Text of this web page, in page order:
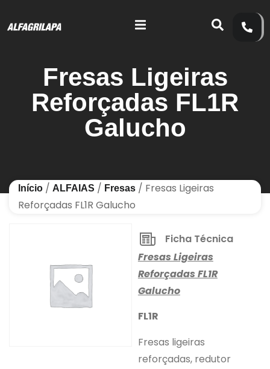
Fresas Ligeiras
Reforçadas FL1R
Galucho
Início / ALFAIAS / Fresas / Fresas Ligeiras
Reforçadas FL1R Galucho
Ficha Técnica
Fresas Ligeiras
Reforçadas FL1R
Galucho
FL1R
Fresas ligeiras
reforçadas, redutor